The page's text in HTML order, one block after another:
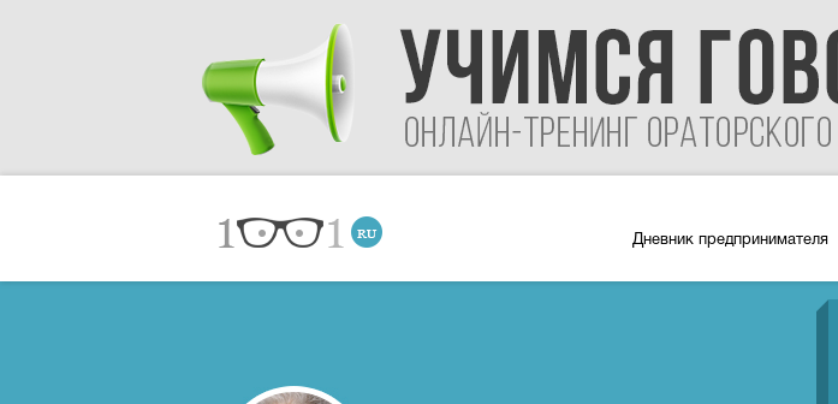
Дневник предпринимателя